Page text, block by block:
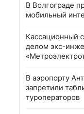
В Волгограде
мобильный
Кассационный
делом экс-
В аэропорту
запретили
туроператоров